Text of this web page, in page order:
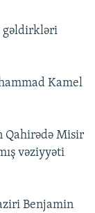
gəldirkləri
Kamel
Qahirədə Misir
vəziyyəti
Benjamin